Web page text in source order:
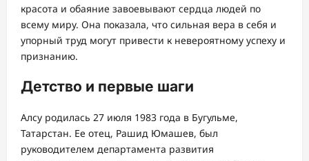
красота и обаяние завоевывают сердца людей по
всему миру. Она показала, что сильная вера в себя и
упорный труд могут привести к невероятному успеху и
признанию.
Детство и первые шаги
Алсу родилась 27 июля 1983 года в Бугульме,
Татарстан. Ее отец, Рашид Юмашев, был
руководителем департамента развития